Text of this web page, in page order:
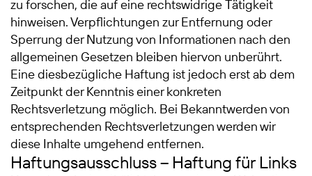
zu forschen, die auf eine rechtswidrige Tätigkeit
hinweisen. Verpflichtungen zur Entfernung oder
Sperrung der Nutzung von Informationen nach den
allgemeinen Gesetzen bleiben hiervon unberührt.
Eine diesbezügliche Haftung ist jedoch erst ab dem
Zeitpunkt der Kenntnis einer konkreten
Rechtsverletzung möglich. Bei Bekanntwerden von
entsprechenden Rechtsverletzungen werden wir
diese Inhalte umgehend entfernen.
Haftungsausschluss – Haftung für Links